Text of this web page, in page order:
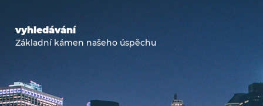
vyhledávání
Základní kámen našeho úspěchu